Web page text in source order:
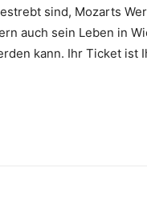
sind, Mozarts
auch sein Leben in
kann. Ihr Ticket